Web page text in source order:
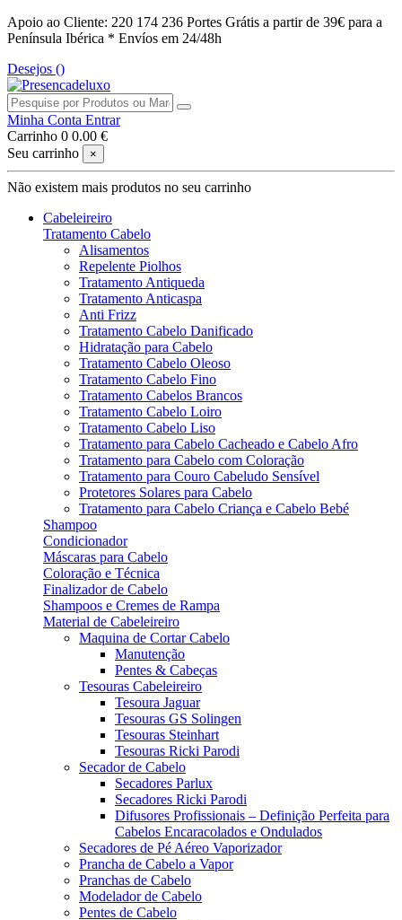
Apoio ao Cliente: 220 174 236 Portes Grátis a partir de 39€ para a
Península Ibérica * Envíos em 24/48h
Desejos ()
Minha Conta Entrar
Carrinho 0 0.00 €
Seu carrinho
×
Não existem mais produtos no seu carrinho
Cabeleireiro
Tratamento Cabelo
Alisamentos
Repelente Piolhos
Tratamento Antiqueda
Tratamento Anticaspa
Anti Frizz
Tratamento Cabelo Danificado
Hidratação para Cabelo
Tratamento Cabelo Oleoso
Tratamento Cabelo Fino
Tratamento Cabelos Brancos
Tratamento Cabelo Loiro
Tratamento Cabelo Liso
Tratamento para Cabelo Cacheado e Cabelo Afro
Tratamento para Cabelo com Coloração
Tratamento para Couro Cabeludo Sensível
Protetores Solares para Cabelo
Tratamento para Cabelo Criança e Cabelo Bebé
Shampoo
Condicionador
Máscaras para Cabelo
Coloração e Técnica
Finalizador de Cabelo
Shampoos e Cremes de Rampa
Material de Cabeleireiro
Maquina de Cortar Cabelo
Manutenção
Pentes & Cabeças
Tesouras Cabeleireiro
Tesoura Jaguar
Tesouras GS Solingen
Tesouras Steinhart
Tesouras Ricki Parodi
Secador de Cabelo
Secadores Parlux
Secadores Ricki Parodi
Difusores Profissionais – Definição Perfeita para
Cabelos Encaracolados e Ondulados
Secadores de Pé Aéreo Vaporizador
Prancha de Cabelo a Vapor
Pranchas de Cabelo
Modelador de Cabelo
Pentes de Cabelo